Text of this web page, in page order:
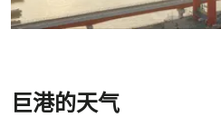
巨港的天气